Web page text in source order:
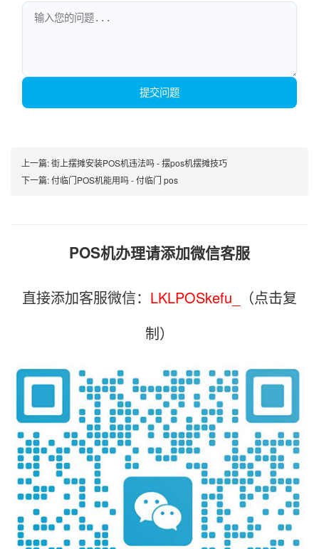
提交问题
上一篇:街上摆摊安装POS机违法吗 - 摆pos机摆摊技巧
下一篇:付临门POS机能用吗 - 付临门 pos
POS机办理请添加微信客服
直接添加客服微信： LKLPOSkefu_
（点击复
制）